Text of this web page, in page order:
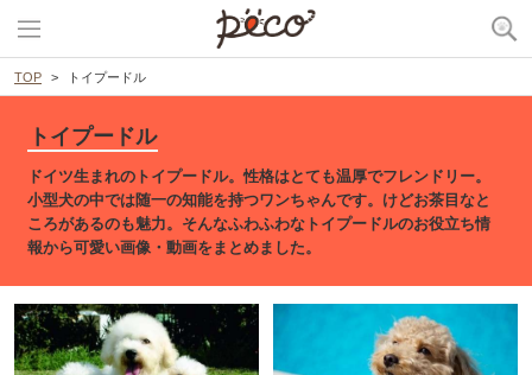
TOP トイプードル
トイプードル
ドイツ生まれのトイプードル。性格はとても温厚でフレンドリー。
小型犬の中では随一の知能を持つワンちゃんです。けどお茶目なと
ころがあるのも魅力。そんなふわふわなトイプードルのお役立ち情
報から可愛い画像・動画をまとめました。